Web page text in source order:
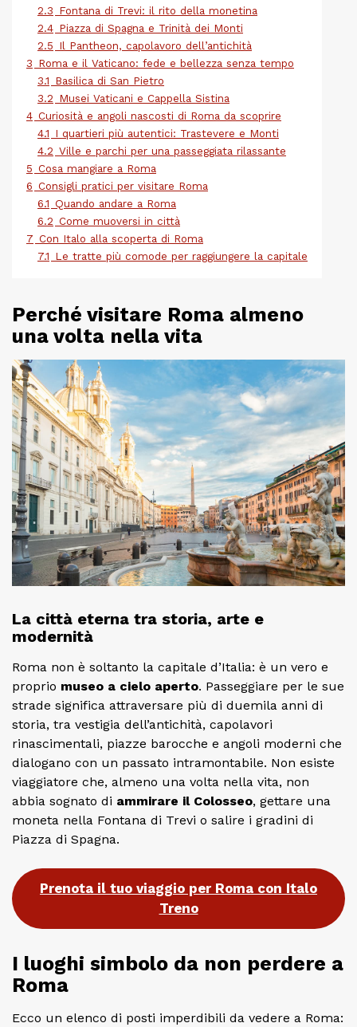
2.3 Fontana di Trevi: il rito della monetina
2.4 Piazza di Spagna e Trinità dei Monti
2.5 Il Pantheon, capolavoro dell’antichità
3 Roma e il Vaticano: fede e bellezza senza tempo
3.1 Basilica di San Pietro
3.2 Musei Vaticani e Cappella Sistina
4 Curiosità e angoli nascosti di Roma da scoprire
4.1 I quartieri più autentici: Trastevere e Monti
4.2 Ville e parchi per una passeggiata rilassante
5 Cosa mangiare a Roma
6 Consigli pratici per visitare Roma
6.1 Quando andare a Roma
6.2 Come muoversi in città
7 Con Italo alla scoperta di Roma
7.1 Le tratte più comode per raggiungere la capitale
Perché visitare Roma almeno
una volta nella vita
La città eterna tra storia, arte e
modernità
Roma non è soltanto la capitale d’Italia: è un vero e
proprio museo a cielo aperto. Passeggiare per le sue
strade significa attraversare più di duemila anni di
storia, tra vestigia dell’antichità, capolavori
rinascimentali, piazze barocche e angoli moderni che
dialogano con un passato intramontabile. Non esiste
viaggiatore che, almeno una volta nella vita, non
abbia sognato di ammirare il Colosseo, gettare una
moneta nella Fontana di Trevi o salire i gradini di
Piazza di Spagna.
Prenota il tuo viaggio per Roma con Italo
Treno
I luoghi simbolo da non perdere a
Roma
Ecco un elenco di posti imperdibili da vedere a Roma: